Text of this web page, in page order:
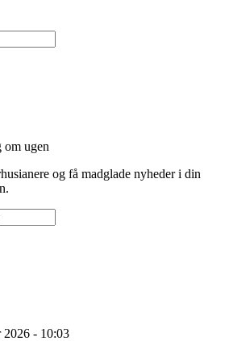
om ugen
og få madglade nyheder i din
2026 - 10:03